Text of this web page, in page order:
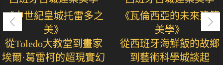
《中世紀皇城托雷多之
美》
從Toledo大教堂到畫家
埃爾·葛雷柯的超現實幻
《瓦倫西亞的未來建築
美學》
從西班牙海鮮飯的故鄉
到藝術科學城談起